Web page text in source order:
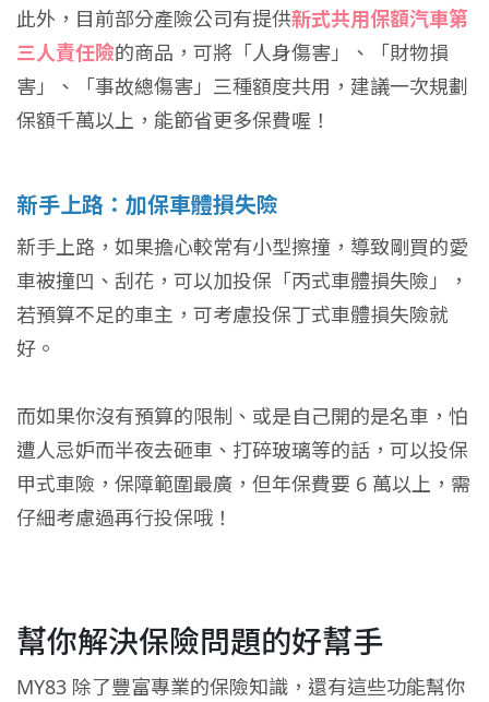
此外，目前部分產險公司有提供新式共用保額汽車第
三人責任險的商品，可將「人身傷害」、「財物損
害」、「事故總傷害」三種額度共用，建議一次規劃
保額千萬以上，能節省更多保費喔！
新手上路：加保車體損失險
新手上路，如果擔心較常有小型擦撞，導致剛買的愛
車被撞凹、刮花，可以加投保「丙式車體損失險」，
若預算不足的車主，可考慮投保丁式車體損失險就
好。
而如果你沒有預算的限制、或是自己開的是名車，怕
遭人忌妒而半夜去砸車、打碎玻璃等的話，可以投保
甲式車險，保障範圍最廣，但年保費要 6 萬以上，需
仔細考慮過再行投保哦！
幫你解決保險問題的好幫手
MY83 除了豐富專業的保險知識，還有這些功能幫你